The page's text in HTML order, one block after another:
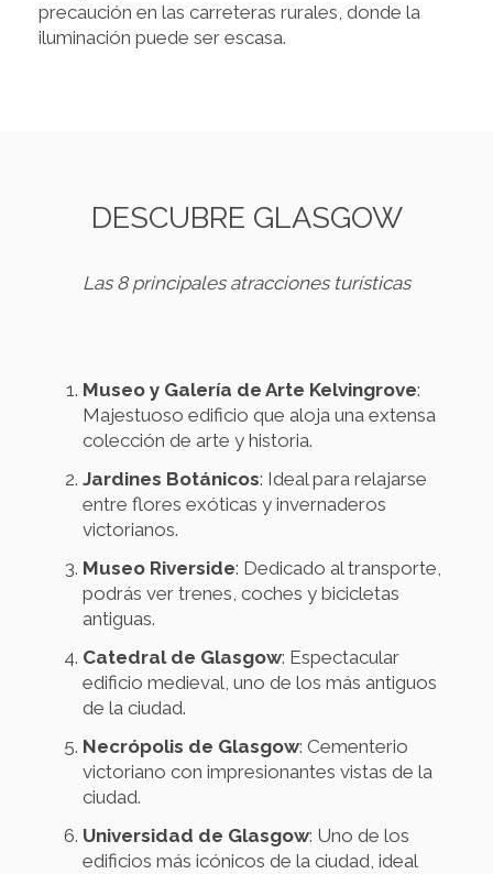
precaución en las carreteras rurales, donde la
iluminación puede ser escasa.
DESCUBRE GLASGOW
Las 8 principales atracciones turísticas
Museo y Galería de Arte Kelvingrove:
Majestuoso edificio que aloja una extensa
colección de arte y historia.
Jardines Botánicos: Ideal para relajarse
entre flores exóticas y invernaderos
victorianos.
Museo Riverside: Dedicado al transporte,
podrás ver trenes, coches y bicicletas
antiguas.
Catedral de Glasgow: Espectacular
edificio medieval, uno de los más antiguos
de la ciudad.
Necrópolis de Glasgow: Cementerio
victoriano con impresionantes vistas de la
ciudad.
Universidad de Glasgow: Uno de los
edificios más icónicos de la ciudad, ideal